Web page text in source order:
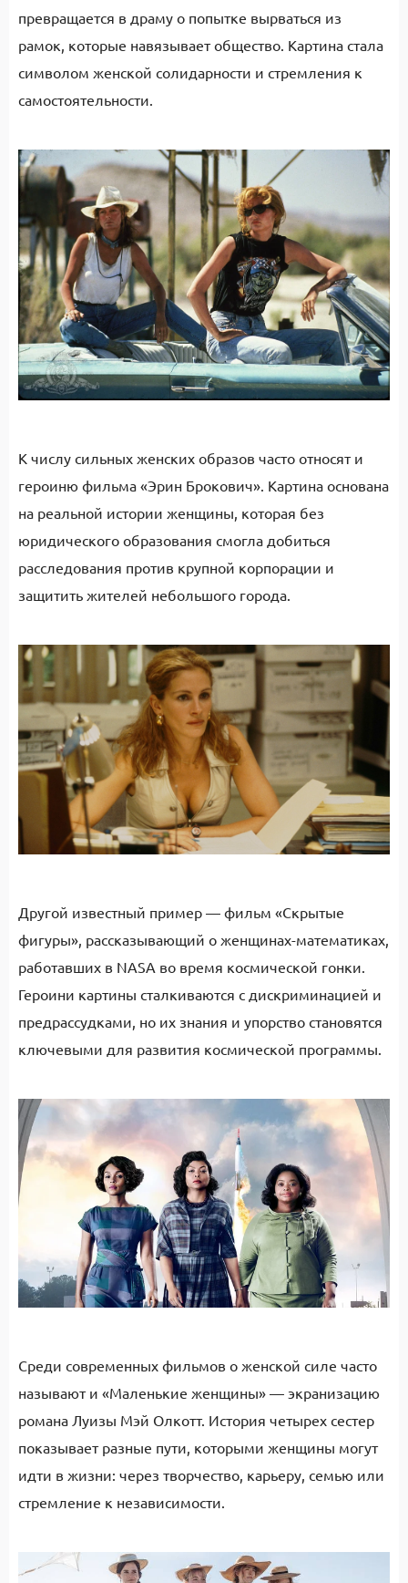
превращается в драму о попытке вырваться из
рамок, которые навязывает общество. Картина стала
символом женской солидарности и стремления к
самостоятельности.
К числу сильных женских образов часто относят и
героиню фильма «Эрин Брокович». Картина основана
на реальной истории женщины, которая без
юридического образования смогла добиться
расследования против крупной корпорации и
защитить жителей небольшого города.
Другой известный пример — фильм «Скрытые
фигуры», рассказывающий о женщинах-математиках,
работавших в NASA во время космической гонки.
Героини картины сталкиваются с дискриминацией и
предрассудками, но их знания и упорство становятся
ключевыми для развития космической программы.
Среди современных фильмов о женской силе часто
называют и «Маленькие женщины» — экранизацию
романа Луизы Мэй Олкотт. История четырех сестер
показывает разные пути, которыми женщины могут
идти в жизни: через творчество, карьеру, семью или
стремление к независимости.